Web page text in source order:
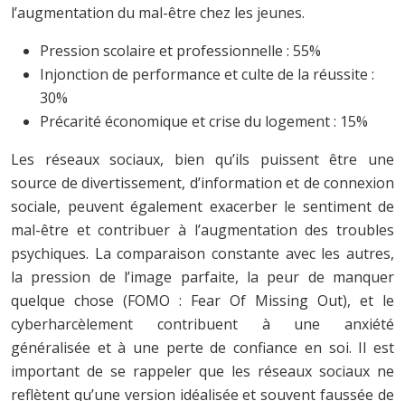
l’augmentation du mal-être chez les jeunes.
Pression scolaire et professionnelle : 55%
Injonction de performance et culte de la réussite :
30%
Précarité économique et crise du logement : 15%
Les réseaux sociaux, bien qu’ils puissent être une
source de divertissement, d’information et de connexion
sociale, peuvent également exacerber le sentiment de
mal-être et contribuer à l’augmentation des troubles
psychiques. La comparaison constante avec les autres,
la pression de l’image parfaite, la peur de manquer
quelque chose (FOMO : Fear Of Missing Out), et le
cyberharcèlement contribuent à une anxiété
généralisée et à une perte de confiance en soi. Il est
important de se rappeler que les réseaux sociaux ne
reflètent qu’une version idéalisée et souvent faussée de